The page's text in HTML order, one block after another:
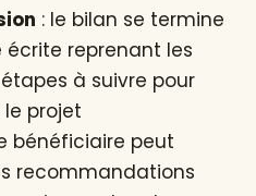
: le bilan se termine
écrite reprenant les
à suivre pour
projet
bénéficiaire peut
recommandations